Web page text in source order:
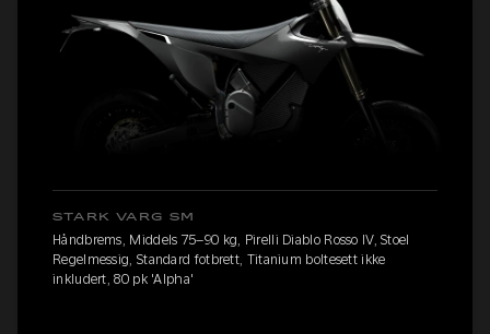
STARK VARG SM
Håndbrems, Middels 75–90 kg, Pirelli Diablo Rosso IV, Stoel
Regelmessig, Standard fotbrett, Titanium boltesett ikke
inkludert, 80 pk 'Alpha'